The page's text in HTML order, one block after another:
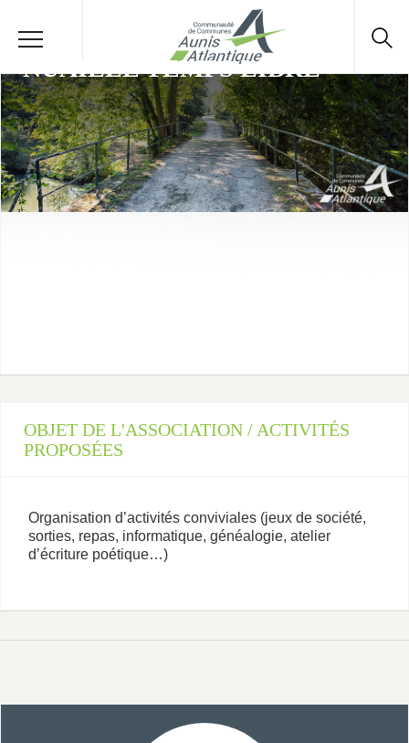
NUAILLÉ TEMPS LIBRE
OBJET DE L'ASSOCIATION / ACTIVITÉS
PROPOSÉES
Organisation d’activités conviviales (jeux de société,
sorties, repas, informatique, généalogie, atelier
d’écriture poétique…)